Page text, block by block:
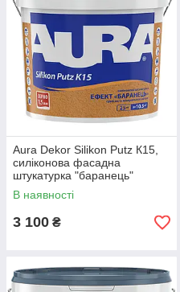
Aura Dekor Silikon Putz К15,
силіконова фасадна
штукатурка "баранець"
1,5мм, 25 кг
В наявності
3 100 ₴